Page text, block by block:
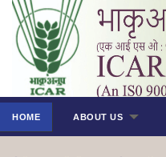
HOME ABOUT US